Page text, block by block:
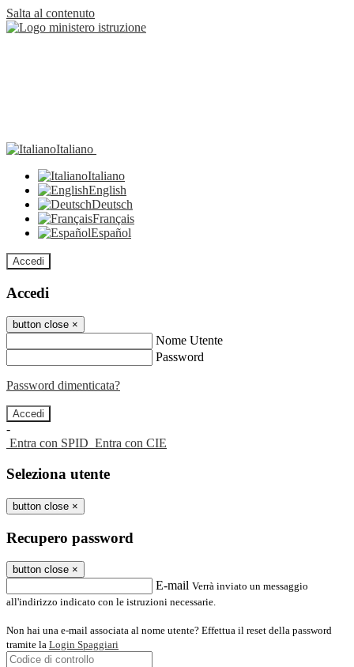
Salta al contenuto
Italiano
Italiano
English
Deutsch
Français
Español
Accedi
Accedi
button close ×
Nome Utente
Password
Password dimenticata?
-
Entra con SPID Entra con CIE
Seleziona utente
button close ×
Recupero password
button close ×
E-mail Verrà inviato un messaggio
all'indirizzo indicato con le istruzioni necessarie.
Non hai una e-mail associata al nome utente? Effettua il reset della password
tramite la Login Spaggiari